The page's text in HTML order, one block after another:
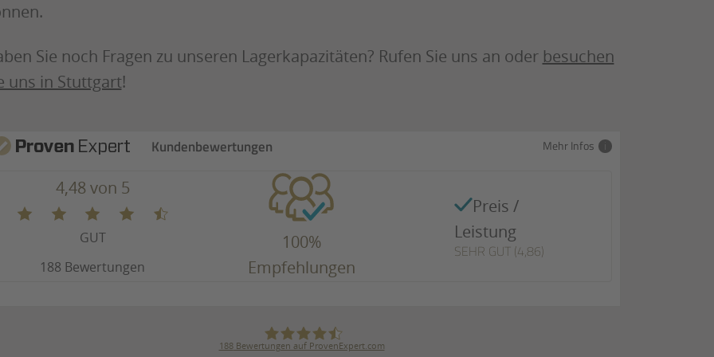
Sie noch Fragen zu unseren Lagerkapazitäten? Rufen Sie uns an oder besuchen
uns in Stuttgart!
Mehr Infos
Kundenbewertungen
4,48 von 5
GUT
188 Bewertungen
100%
Empfehlungen
Preis /
Leistung
SEHR GUT (4,86)
188Bewertungen auf ProvenExpert.com